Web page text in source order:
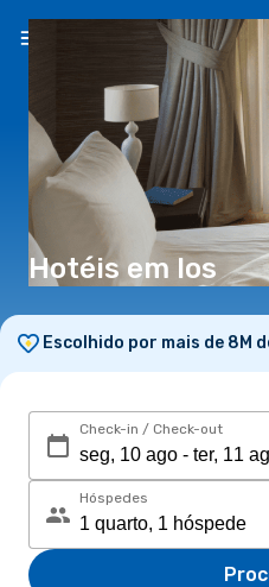
Hotéis em Ios
Escolhido por mais de 8M
Check-in / Check-out
Hóspedes